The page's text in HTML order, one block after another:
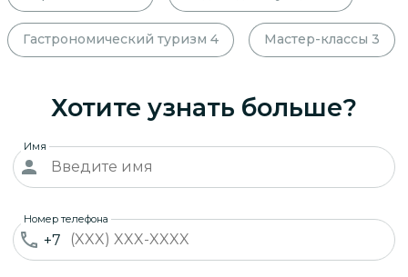
Гастрономический туризм 4 Мастер-классы 3
Хотите узнать больше?
Имя
+7
Номер телефона